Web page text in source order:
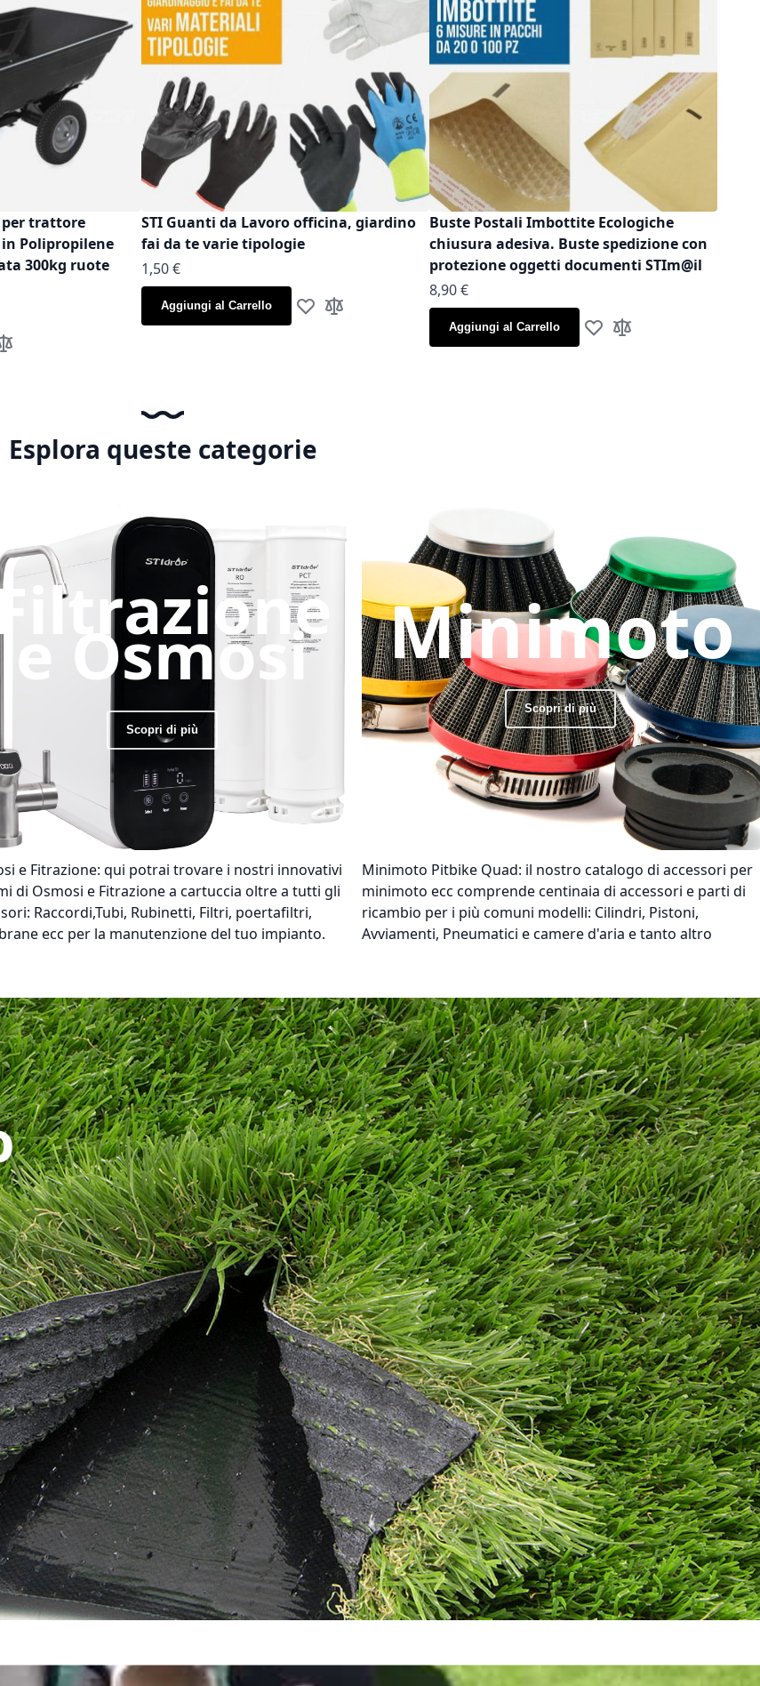
per trattore
Polipropilene
300kg ruote
alla lista desideri
al confronto
STI Guanti da Lavoro officina, giardino
fai da te varie tipologie
As low as
1,50 €
Aggiungi al Carrello Aggiungi alla lista desideri
Aggiungi al confronto
Buste Postali Imbottite Ecologiche
chiusura adesiva. Buste spedizione con
protezione oggetti documenti STIm@il
As low as
8,90 €
Aggiungi al Carrello Aggiungi alla lista desideri
Aggiungi al confronto
Esplora queste categorie
e Osmosi
Scopri di più
e Fitrazione: qui potrai trovare i nostri innovativi
di Osmosi e Fitrazione a cartuccia oltre a tutti gli
Raccordi,Tubi, Rubinetti, Filtri, poertafiltri,
ecc per la manutenzione del tuo impianto.
Minimoto
Scopri di più
Minimoto Pitbike Quad: il nostro catalogo di accessori per
minimoto ecc comprende centinaia di accessori e parti di
ricambio per i più comuni modelli: Cilindri, Pistoni,
Avviamenti, Pneumatici e camere d'aria e tanto altro